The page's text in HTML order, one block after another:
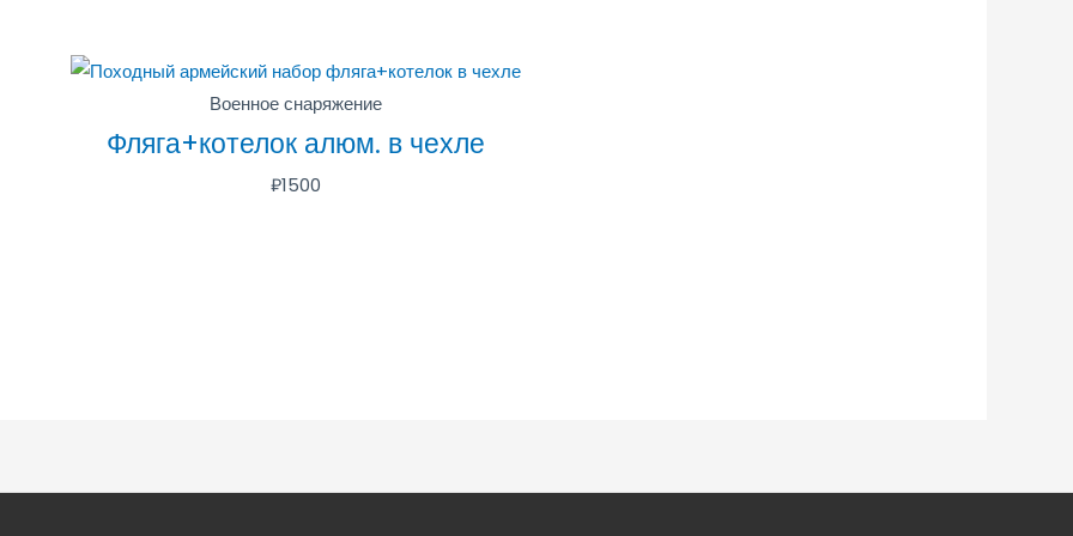
Военное снаряжение
Фляга+котелок алюм. в чехле
₽1500